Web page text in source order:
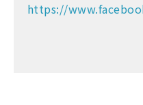
https://